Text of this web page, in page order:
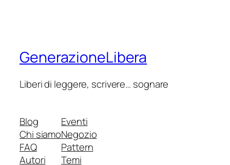
GenerazioneLibera
Liberi di leggere, scrivere… sognare
Blog
Chi siamo
FAQ
Autori
Eventi
Negozio
Pattern
Temi